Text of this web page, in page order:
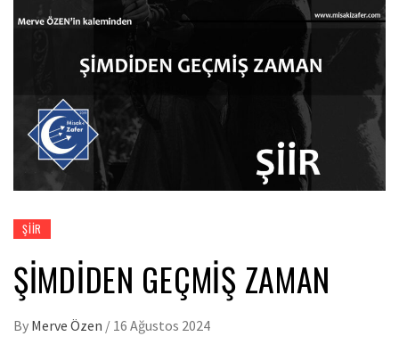
ŞIIR
ŞİMDİDEN GEÇMİŞ ZAMAN
By Merve Özen / 16 Ağustos 2024